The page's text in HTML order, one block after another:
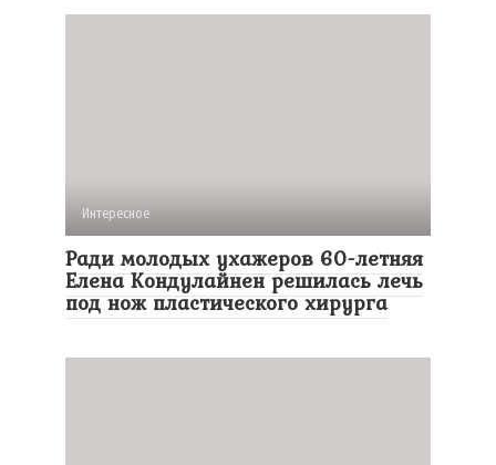
Интересное
Ради молодых ухажеров 60-летняя
Елена Кондулайнен решилась лечь
под нож пластического хирурга